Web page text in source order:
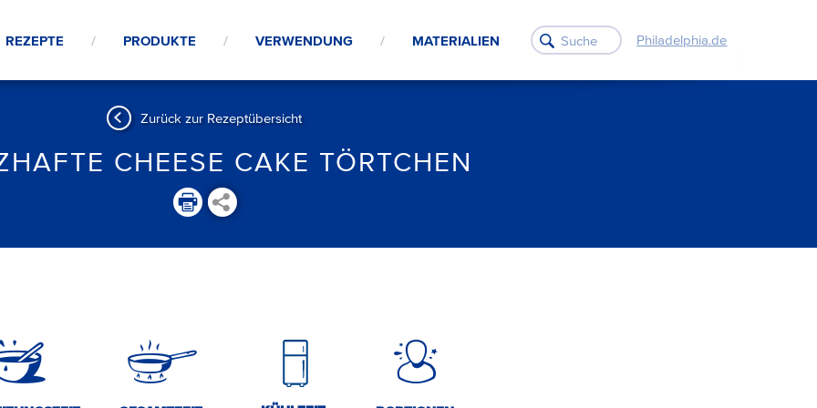
REZEPTE PRODUKTE VERWENDUNG MATERIALIEN Philadelphia.de
Zurück zur Rezeptübersicht
CHEESE CAKE TÖRTCHEN